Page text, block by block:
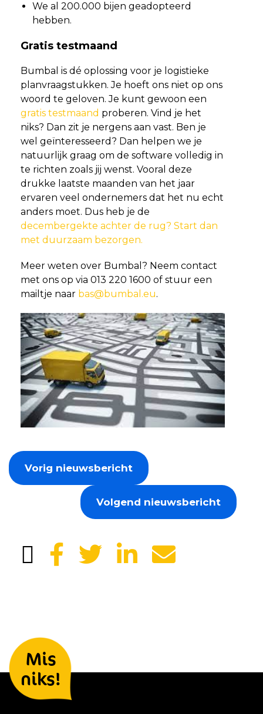
We al 200.000 bijen geadopteerd
hebben.
Gratis testmaand
Bumbal is dé oplossing voor je logistieke
planvraagstukken. Je hoeft ons niet op ons
woord te geloven. Je kunt gewoon een
gratis testmaand proberen. Vind je het
niks? Dan zit je nergens aan vast. Ben je
wel geïnteresseerd? Dan helpen we je
natuurlijk graag om de software volledig in
te richten zoals jij wenst. Vooral deze
drukke laatste maanden van het jaar
ervaren veel ondernemers dat het nu echt
anders moet. Dus heb je de
decembergekte achter de rug? Start dan
met duurzaam bezorgen.
Meer weten over Bumbal? Neem contact
met ons op via 013 220 1600 of stuur een
mailtje naar bas@bumbal.eu.
Vorig nieuwsbericht
Volgend nieuwsbericht
Mis
niks!